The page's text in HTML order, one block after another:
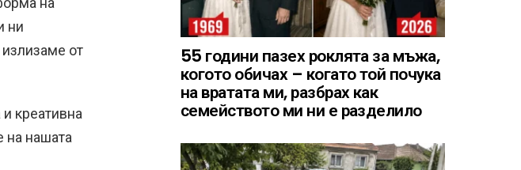
ни
от
креативна
на нашата
55 години пазех роклята за мъжа,
когото обичах – когато той почука
на вратата ми, разбрах как
семейството ми ни е разделило